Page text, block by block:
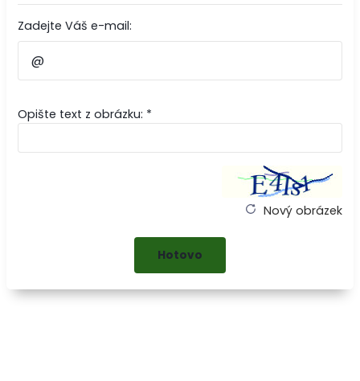
Zadejte Váš e-mail:
Opište text z obrázku: *
Nový obrázek